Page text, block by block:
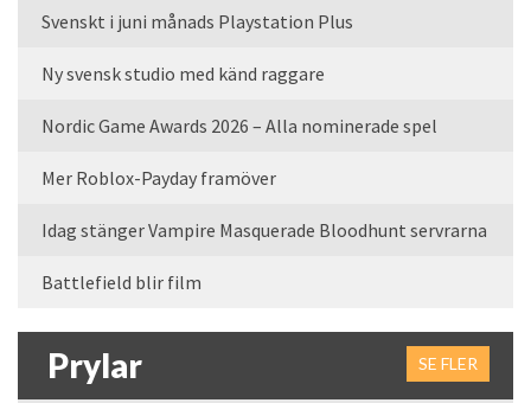
Svenskt i juni månads Playstation Plus
Ny svensk studio med känd raggare
Nordic Game Awards 2026 – Alla nominerade spel
Mer Roblox-Payday framöver
Idag stänger Vampire Masquerade Bloodhunt servrarna
Battlefield blir film
Prylar SE FLER